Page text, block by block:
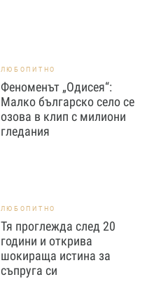
ЛЮБОПИТНО
Феноменът „Одисея“:
Малко българско село се
озова в клип с милиони
гледания
ЛЮБОПИТНО
Тя проглежда след 20
години и открива
шокираща истина за
съпруга си